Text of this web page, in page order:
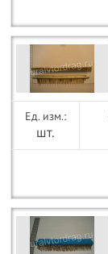
шт.